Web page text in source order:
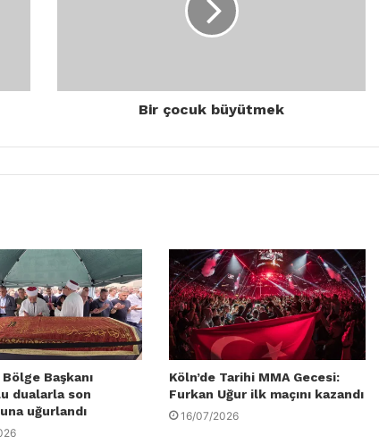
Bir çocuk büyütmek
Başkanı
dualarla son
uğurlandı
Köln’de Tarihi MMA Gecesi:
Furkan Uğur ilk maçını kazandı
16/07/2026